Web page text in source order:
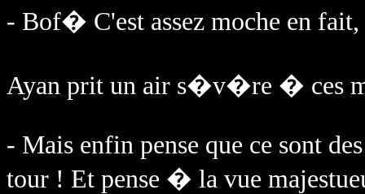
- Bof� C'est assez moche en
Ayan prit un air s�v�re � ces
- Mais enfin pense que ce sont
tour ! Et pense � la vue